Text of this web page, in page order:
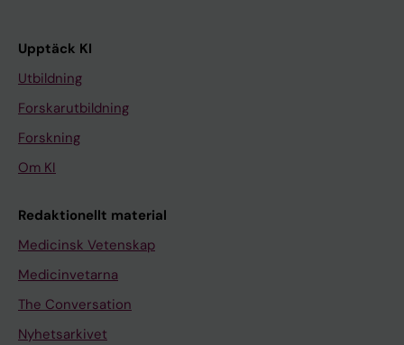
Upptäck KI
Utbildning
Forskarutbildning
Forskning
Om KI
Redaktionellt material
Medicinsk Vetenskap
Medicinvetarna
The Conversation
Nyhetsarkivet